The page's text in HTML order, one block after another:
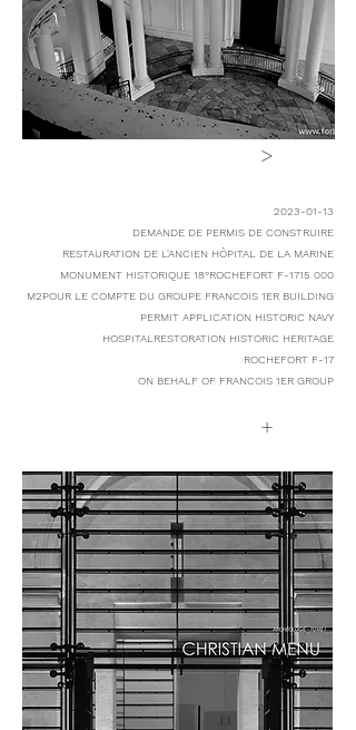
>
2023-01-13
DEMANDE DE PERMIS DE CONSTRUIRE
RESTAURATION DE L'ANCIEN HÔPITAL DE LA MARINE
MONUMENT HISTORIQUE 18°ROCHEFORT F-1715 000
M2POUR LE COMPTE DU GROUPE FRANCOIS 1ER BUILDING
PERMIT APPLICATION HISTORIC NAVY
HOSPITAL RESTORATION HISTORIC HERITAGE
ROCHEFORT F-17
ON BEHALF OF FRANCOIS 1ER GROUP
+